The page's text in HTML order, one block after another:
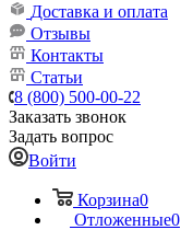
Доставка и оплата
Отзывы
Контакты
Статьи
8 (800) 500-00-22
Заказать звонок
Задать вопрос
Войти
Корзина0
Отложенные0